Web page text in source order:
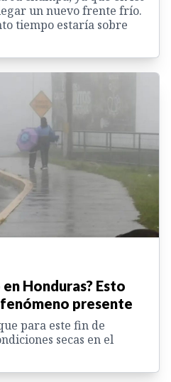
un nuevo frente frío.
tiempo estaría sobre
Honduras? Esto
presente
para este fin de
secas en el